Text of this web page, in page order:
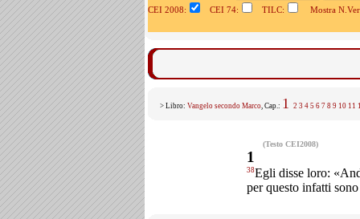
CEI 2008:
CEI 74: TILC: Mostra
> Libro: Vangelo secondo Marco, Cap.: 1 2 3 4 5 6 7 8 9 10 11
(Testo CEI2008)
1
38Egli disse loro:
per questo infatti